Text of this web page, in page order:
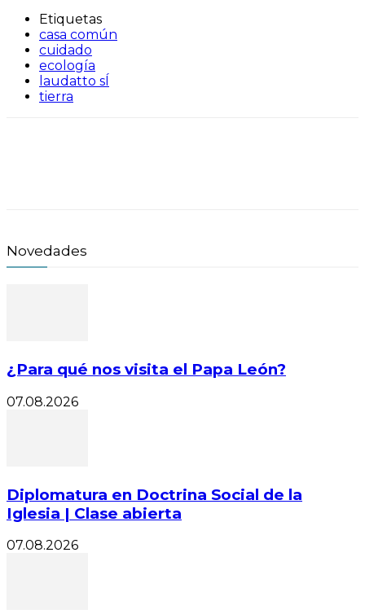
Etiquetas
casa común
cuidado
ecología
laudatto sÍ
tierra
Novedades
¿Para qué nos visita el Papa León?
07.08.2026
Diplomatura en Doctrina Social de la
Iglesia | Clase abierta
07.08.2026